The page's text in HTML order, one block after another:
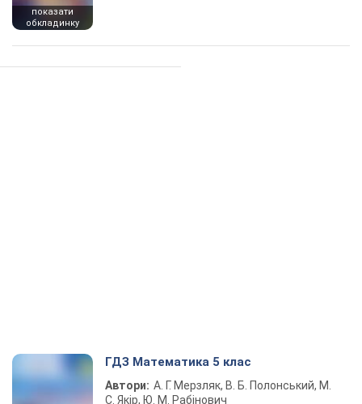
показати
обкладинку
ГДЗ Математика 5 клас
Автори: А. Г. Мерзляк, В. Б. Полонський, М.
С. Якір, Ю. М. Рабінович